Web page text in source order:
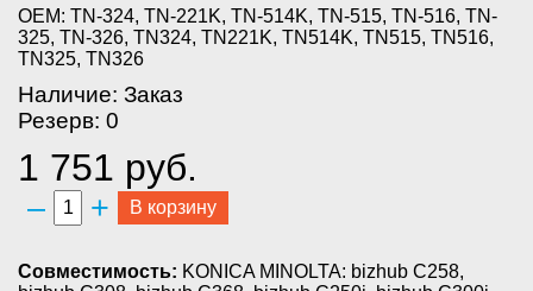
OEM: TN-324, TN-221K, TN-514K, TN-515, TN-516, TN-
325, TN-326, TN324, TN221K, TN514K, TN515, TN516,
TN325, TN326
Наличие: Заказ
Резерв: 0
1 751 руб.
– + В корзину
Совместимость: KONICA MINOLTA: bizhub C258,